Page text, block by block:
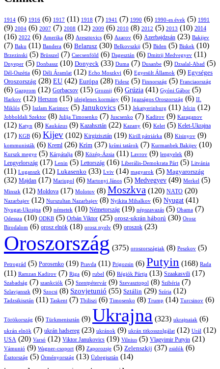
1914 (6) 1916 (6) 1917 (11) 1918 (7) 1941 (7) 1990 (6) 1990-es évek (5) 1991
(9) 2004 (6) 2007 (7) 2008 (12) 2009 (6) 2010 (8) 2012 (5) 2013 (10) 2014
(16) 2022 (6) Amerika (8) Aresztovics (6) Azarov (6) Azerbajdzsán (23) Bakijev
(7) Baku (11) Bandera (6) Belarusz (30) Belkovszkij (5) Biden (5) Biskek (10)
Brzezinski (5) Brüsszel (7) Csecsenföld (6) Dagesztán (6) Dmitrij Medvegyev (11)
Dnyeper (5) Donbassz (10) Donyeck (33) Duma (7) Dusanbe (9) Dzsalal-Abad (5)
Dél-Oszétia (6) Déli Áramlat (12) Echo Moszkvi (6) Egyesült Államok (9) Egységes
Oroszország (28) EU (42) Európa (28) Fidesz (5) Finnország (5) Franciaország
(6) Gazprom (12) Gorbacsov (15) Groznij (6) Grúzia (41) Gyóni Gábor (5)
Harkov (12) Herszon (15) ideiglenes kormány (6) Igazságos Oroszország (6) II.
Miklós (5) Iszlam Karimov (5) Janukovics (51) Jekatyerinburg (11) Jelcin (12)
Jobboldali Szektor (8) Julija Timosenko (7) Juscsenko (7) Kadirov (9) Karaganov
(12) Katyn (8) Kaukázus (9) Kazahsztán (22) Kazany (6) Kelet (5) Kelet-Ukrajna
(17) KGB (6) Kijev (102) Kirgizisztán (19) Kirill pátriárka (8) Kisinyov (9)
kommunisták (6) Kreml (26) Krím (37) krími tatárok (7) Kurmanbek Bakijev (10)
Kurszk megye (5) Kárpátalja (8) Közép-Ázsia (11) Lavrov (9) lengyelek (8)
Lengyelország (17) Lenin (5) Lettország (16) Liberális-Demokrata Párt (5) Litvánia
(11) Luganszk (12) Lukasenko (33) Lviv (14) magyarok (5) Magyarország
(32) Majdan (17) Mariupol (6) Martonyi János (5) Medvegyev (49) Merkel (5)
Minszk (12) Moldova (17) Molotov (8) Moszkva (120) NATO (20)
Nazarbajev (12) Nurszultan Nazarbajev (8) Nyikita Mihalkov (6) Nyugat (41)
Nyugat-Ukrajna (9) németek (10) Németország (19) népszavazás (5) Obama (7)
Odessza (10) ODKB (5) Orbán Viktor (25) orosz-ukrán háború (30) Orosz
Birodalom (6) orosz elnök (18) orosz nyelv (9) oroszok (23)
Oroszország (375) oroszországiak (8) Peszkov (5)
Petrográd (5) Porosenko (19) Pravda (11) Prigozsin (6) Putyin (168) Rada
(11) Ramzan Kadirov (7) Riga (6) rubel (6) Régiók Pártja (13) Szaakasvili (17)
Szabadság (7) szankciók (5) Szentpétervár (9) Szevasztopol (8) Szibéria (7)
Szlavjanszk (9) Szocsi (8) Szovjetunió (55) Sztálin (29) Szíria (12)
Tadzsikisztán (11) Taskent (7) Tbiliszi (6) Timosenko (8) Trump (14) Turcsinov (6)
Törökország (6) Türkmenisztán (9) Ukrajna (323) ukrajnaiak (6)
ukrán elnök (7) ukrán hadsereg (23) ukránok (9) ukrán titkosszolgálat (12) Urál (12)
USA (20) Varsó (12) Viktor Janukovics (19) Vilnius (5) Vlagyimir Putyin (21)
Vámunió (9) Wagner-csoport (8) Zaporozsje (5) Zelenszkij (37) zsidók (6)
Észtország (5) Örményország (13) Üzbegisztán (14)